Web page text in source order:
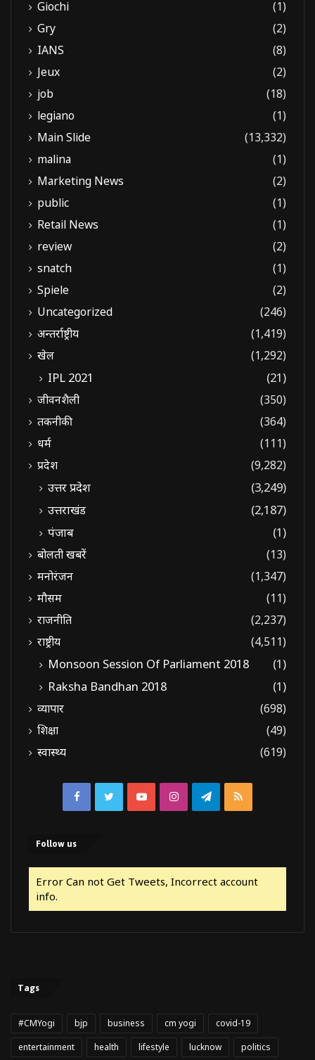
Giochi
(1)
Gry
(2)
IANS
(8)
Jeux
(2)
job
(18)
legiano
(1)
Main Slide
(13,332)
malina
(1)
Marketing News
(2)
public
(1)
Retail News
(1)
review
(2)
snatch
(1)
Spiele
(2)
Uncategorized
(246)
अन्तर्राष्ट्रीय
(1,419)
खेल
(1,292)
IPL 2021 (21)
जीवनशैली
(350)
तकनीकी
(364)
धर्म
(111)
प्रदेश
(9,282)
उत्तर प्रदेश
(3,249)
उत्तराखंड
(2,187)
पंजाब
(1)
बोलती खबरें
(13)
मनोरंजन
(1,347)
मौसम
(11)
राजनीति
(2,237)
राष्ट्रीय
(4,511)
Monsoon Session Of Parliament 2018
(1)
Raksha Bandhan 2018
(1)
व्यापार
(698)
शिक्षा
(49)
स्वास्थ्य
(619)
FacebookTwitterYouTubeInstagramTelegram
RSS
Follow us
Error Can not Get Tweets, Incorrect account
info.
Tags
#CMYogi bjp business cm yogi
covid-19
entertainment
health lifestyle lucknow politics